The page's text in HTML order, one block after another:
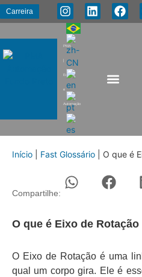
Carreira
PMA
|
Energia
e
Automação
Início Fast Glossário O que é
Compartilhe:
O que é Eixo de Rotação
O Eixo de Rotação é uma
qual um corpo gira. Ele é